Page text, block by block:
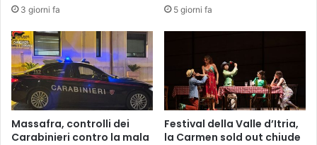
3 giorni fa 5 giorni fa
Massafra, controlli dei
Carabinieri contro la mala
Festival della Valle d’Itria,
la Carmen sold out chiude